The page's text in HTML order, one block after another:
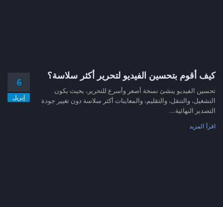
6
إبريل
كيف أقوم بتحسين الفيديو لتحرير أكثر سلاسة؟
تحسين الفيديو ينشئ نسخة أصغر وأسرع للتحرير، بحيث يكون
التشغيل، والتنقل، والتقليم، والمعاينات أكثر سلاسة دون تغيير جودة
التصدير النهائية....
اقرأ المزيد